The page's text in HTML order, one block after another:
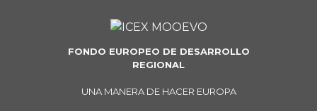
FONDO EUROPEO DE DESARROLLO
REGIONAL
UNA MANERA DE HACER EUROPA